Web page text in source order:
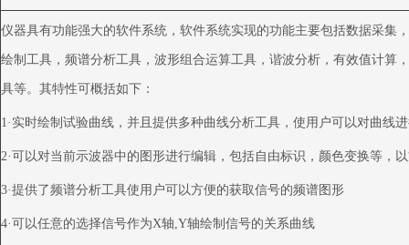
仪器具有功能强大的软件系统，软件系统实现的功能主要包括数据采集
绘制工具，频谱分析工具，波形组合运算工具，谐波分析，有效值计算
具等。其特性可概括如下：
1·实时绘制试验曲线，并且提供多种曲线分析工具，使用户可以对曲线
2·可以对当前示波器中的图形进行编辑，包括自由标识，颜色变换等，
3·提供了频谱分析工具使用户可以方便的获取信号的频谱图形
4·可以任意的选择信号作为X轴,Y轴绘制信号的关系曲线